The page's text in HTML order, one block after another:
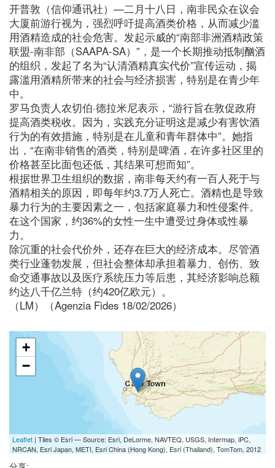
开普敦（信仰通讯社）—二月十八日，南非民众在议会
大厦前游行视为，强烈呼吁提高酒类价格，从而减少滥
用酒精造成的社会危害。发起示威的“南部非洲酒精政策
联盟-南非部（SAAPA-SA）”，是一个长期推动抵制酗酒
的组织，发起了名为“认清酒精真实代价”宣传运动，揭
露滥用酒精所带来的社会与经济损害，特别是在青少年
中。
罗马负责人农切伯·德拉米尼表示，“游行旨在敦促政府
提高酒类税收。因为，实践充分证明这是减少有害饮酒
行为的有效措施，特别是在儿童和青年群体中”。她指
出，“在南非销售的酒类，特别是啤酒，在许多社区里的
价格甚至比面包还低，其结果可想而知”。
根据世界卫生组织的数据，南非每天约有一百人死于与
酒精相关的原因，即每年约3.7万人死亡。酒精也是导致
暴力行为的主要因素之一，包括家庭暴力和性侵案件。
在这个国家，约36%的女性一生中遭受过身体或性暴
力。
除沉重的社会代价外，还存在巨大的经济成本。尽管酒
类行业蓬勃发展，但社会整体却承担着暴力、创伤、致
命交通事故以及医疗系统压力等后患，其经济影响总额
约达八千亿兰特（约420亿欧元）。
（LM）（Agenzia Fides 18/02/2026）
+
−
Leaflet | Tiles © Esri — Source: Esri, DeLorme, NAVTEQ, USGS, Intermap, iPC,
NRCAN, Esri Japan, METI, Esri China (Hong Kong), Esri (Thailand), TomTom, 2012